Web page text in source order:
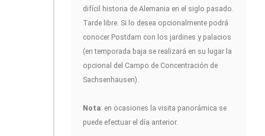
difícil historia de Alemania en el siglo pasado.
Tarde libre. Si lo desea opcionalmente podrá
conocer Postdam con los jardines y palacios
(en temporada baja se realizará en su lugar la
opcional del Campo de Concentración de
Sachsenhausen).
Nota: en ocasiones la visita panorámica se
puede efectuar el día anterior.